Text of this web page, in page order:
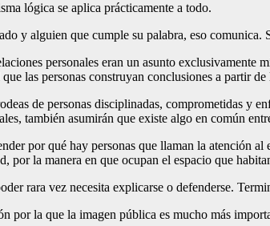
lógica se aplica prácticamente a todo.
y alguien que cumple su palabra, eso
personales eran un asunto exclusivamente
las personas construyan conclusiones a partir
de personas disciplinadas, comprometidas y
también asumirán que existe algo en común
por qué hay personas que llaman la atención
por la manera en que ocupan el espacio que
rara vez necesita explicarse o defenderse.
por la que la imagen pública es mucho más